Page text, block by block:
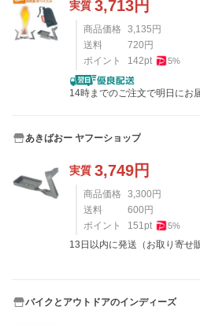
実質 3,713円
商品価格 3,135円
送料
720円
ポイント
142pt 5%
14時までのご注文で明日にお
あきばおー ヤフーショップ
実質 3,749円
商品価格 3,300 円
送料
600 円
ポイント
151pt 5%
13日以内に発送（お取り寄せ
バイクとアウトドアのインディーズ